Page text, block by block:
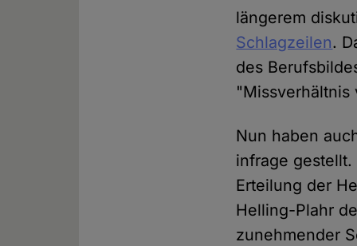
längerem
Schlagzeilen.
des
"Missverhältnis
Nun haben
infrage
Erteilung der
Helling-Plahr
zunehmender